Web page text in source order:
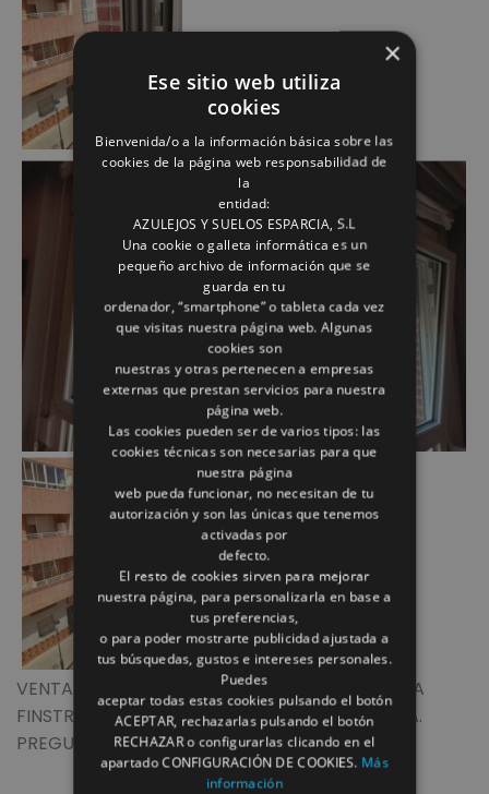
VENTANA CON MARCO DE RENOVACION MARCA
FINSTRAL. INSTALACION DE VENTANAS SIN OBRA.
PREGUNTENOS SIN COMPROMISO.
×
Ese sitio web utiliza
cookies
Bienvenida/o a la información básica sobre las
cookies de la página web responsabilidad de
la
entidad:
AZULEJOS Y SUELOS ESPARCIA, S.L
Una cookie o galleta informática es un
pequeño archivo de información que se
guarda en tu
ordenador, “smartphone” o tableta cada vez
que visitas nuestra página web. Algunas
cookies son
nuestras y otras pertenecen a empresas
externas que prestan servicios para nuestra
página web.
Las cookies pueden ser de varios tipos: las
cookies técnicas son necesarias para que
nuestra página
web pueda funcionar, no necesitan de tu
autorización y son las únicas que tenemos
activadas por
defecto.
El resto de cookies sirven para mejorar
nuestra página, para personalizarla en base a
tus preferencias,
o para poder mostrarte publicidad ajustada a
tus búsquedas, gustos e intereses personales.
Puedes
aceptar todas estas cookies pulsando el botón
ACEPTAR, rechazarlas pulsando el botón
RECHAZAR o configurarlas clicando en el
apartado CONFIGURACIÓN DE COOKIES. Más
información